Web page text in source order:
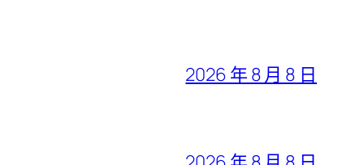
2026 年 8 月 8 日